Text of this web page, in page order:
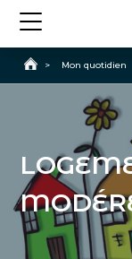
Accueil
> Mon quotidien